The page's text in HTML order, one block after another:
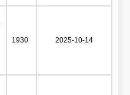
1930 2025-10-14